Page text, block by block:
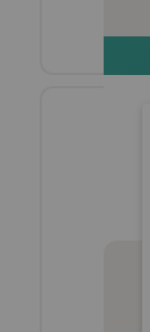
ses
de